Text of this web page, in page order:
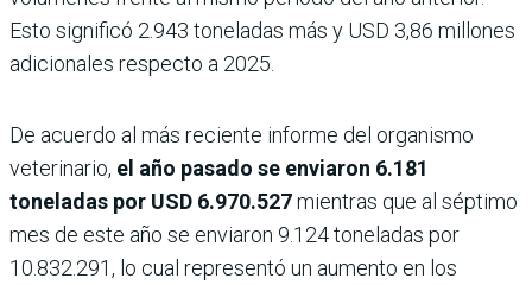
Esto significó 2.943 toneladas más y USD 3,86 millones
adicionales respecto a 2025.
De acuerdo al más reciente informe del organismo
veterinario, el año pasado se enviaron 6.181
toneladas por USD 6.970.527mientras que al séptimo
mes de este año se enviaron 9.124 toneladas por
10.832.291, lo cual representó un aumento en los